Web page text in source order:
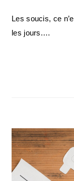
Les soucis, ce n’est pas ce qui manque dans la vie de tous
les jours.…